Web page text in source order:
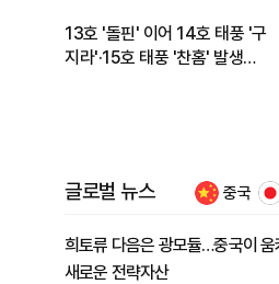
13호 '돌핀' 이어 14호 태풍 '구
지라'·15호 태풍 '찬홈' 발생…
글로벌 뉴스 중국
희토류 다음은 광모듈…중국이 움
새로운 전략자산